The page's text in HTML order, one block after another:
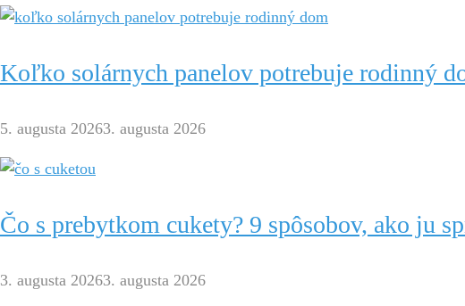
Koľko solárnych panelov potrebuje rodinný
5. augusta 20263. augusta 2026
Čo s prebytkom cukety? 9 spôsobov, ako ju
3. augusta 20263. augusta 2026